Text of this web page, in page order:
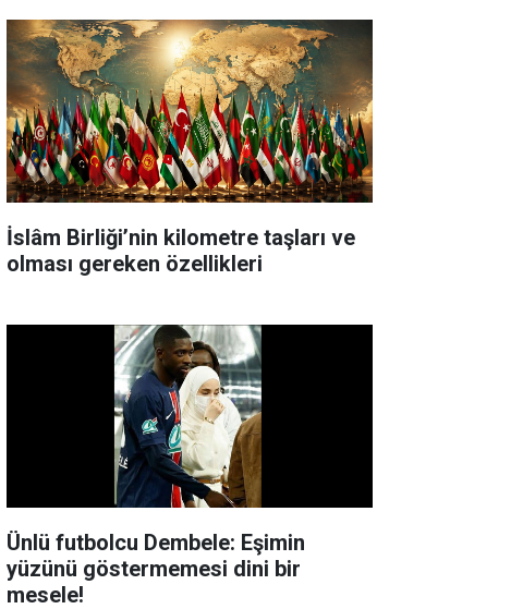
İslâm Birliği’nin kilometre taşları ve
olması gereken özellikleri
Ünlü futbolcu Dembele: Eşimin
yüzünü göstermemesi dini bir
mesele!